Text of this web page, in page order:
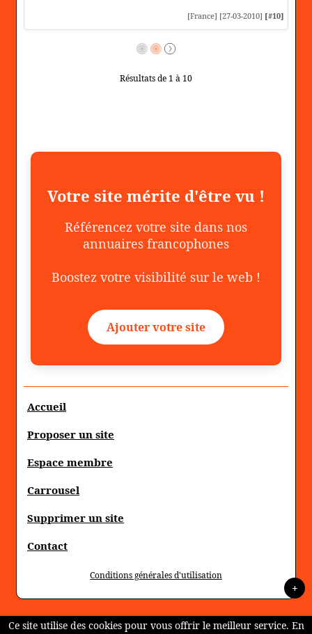
[France] [27-03-2010] [#10]
Résultats de 1 à 10
Votre site mérite d'être vu !
Référencez votre site dans nos
annuaires francophones
Boostez votre visibilité sur le web !
Ajouter votre site
Accueil
Proposer un site
Espace membre
Carrousel
Supprimer un site
Contact
Conditions générales d'utilisation
+
Ce site utilise des cookies pour vous offrir le meilleur service. En